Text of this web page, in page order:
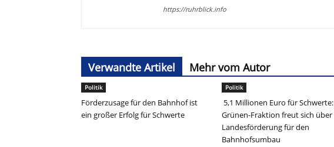
https://ruhrblick.info
Verwandte Artikel Mehr vom Autor
Politik
Förderzusage für den Bahnhof ist
ein großer Erfolg für Schwerte
Politik
5,1 Millionen Euro für Schwerte:
Grünen-Fraktion freut sich über
Landesförderung für den
Bahnhofsumbau